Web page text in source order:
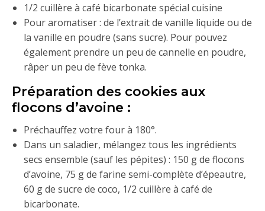
1/2 cuillère à café bicarbonate spécial cuisine
Pour aromatiser : de l’extrait de vanille liquide ou de
la vanille en poudre (sans sucre). Pour pouvez
également prendre un peu de cannelle en poudre,
râper un peu de fève tonka.
Préparation des cookies aux
flocons d’avoine :
Préchauffez votre four à 180°.
Dans un saladier, mélangez tous les ingrédients
secs ensemble (sauf les pépites) : 150 g de flocons
d’avoine, 75 g de farine semi-complète d’épeautre,
60 g de sucre de coco, 1/2 cuillère à café de
bicarbonate.